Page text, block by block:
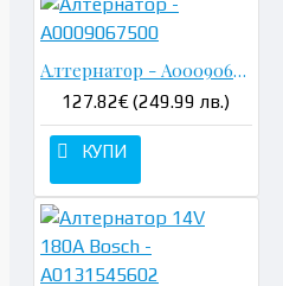
Алтернатор - A0009067500
127.82€ (249.99 лв.)
КУПИ